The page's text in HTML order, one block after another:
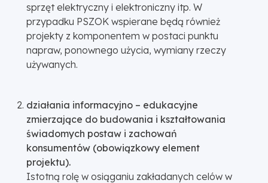
sprzęt elektryczny i elektroniczny itp. W
przypadku PSZOK wspierane będą również
projekty z komponentem w postaci punktu
napraw, ponownego użycia, wymiany rzeczy
używanych.
działania informacyjno – edukacyjne
zmierzające do budowania i kształtowania
świadomych postaw i zachowań
konsumentów (obowiązkowy element
projektu).
Istotną rolę w osiąganiu zakładanych celów w